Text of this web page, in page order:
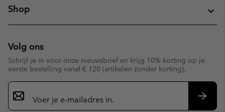
Shop
Volg ons
Schrijf je in voor onze nieuwsbrief en krijg 10% korting op je
eerste bestelling vanaf € 120 (artikelen zonder korting).
Aanmelden
voor
e-